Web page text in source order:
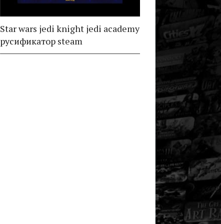
Star wars jedi knight jedi academy
русификатор steam